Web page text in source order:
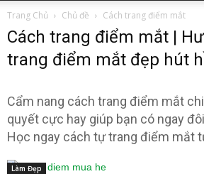
Trang Chủ Chủ đề Cách trang điểm mắt
Cách trang điểm mắt |
trang điểm mắt đẹp hút
Cẩm nang cách trang điểm mắt
quyết cực hay giúp bạn có ngay
Học ngay cách tự trang điểm mắt
Làm Đẹp